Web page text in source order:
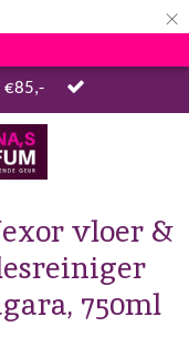
×
€85,-
vloer &
750ml